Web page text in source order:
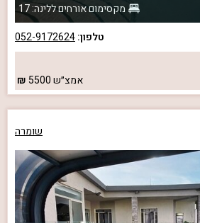
מקסימום אורחים ללינה: 17
טלפון:052-9172624
אמצ״ש5500
שומרה